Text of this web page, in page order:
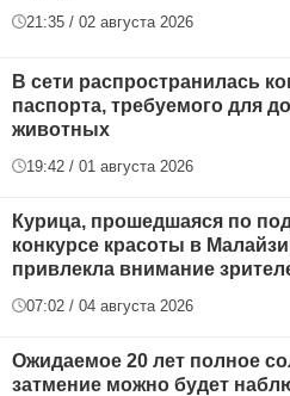
21:35 / 02 августа 2026
В сети распространилась
паспорта, требуемого для
животных
19:42 / 01 августа 2026
Курица, прошедшаяся по
конкурсе красоты в
привлекла внимание
07:02 / 04 августа 2026
Ожидаемое 20 лет полное
затмение можно будет